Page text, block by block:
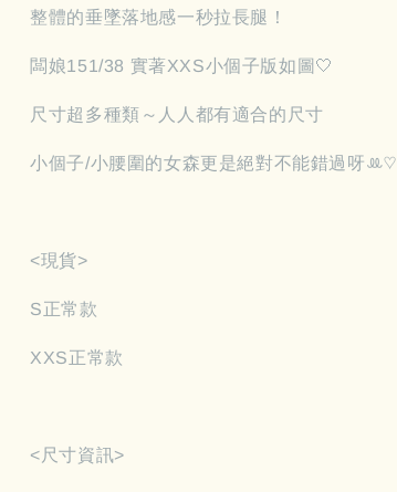
整體的垂墜落地感一秒拉長腿！
闆娘151/38 實著XXS小個子版如圖🤍
尺寸超多種類～人人都有適合的尺寸
小個子/小腰圍的女森更是絕對不能錯過呀‪ꔛ‬♡‪
<現貨>
S正常款
XXS正常款
<尺寸資訊>